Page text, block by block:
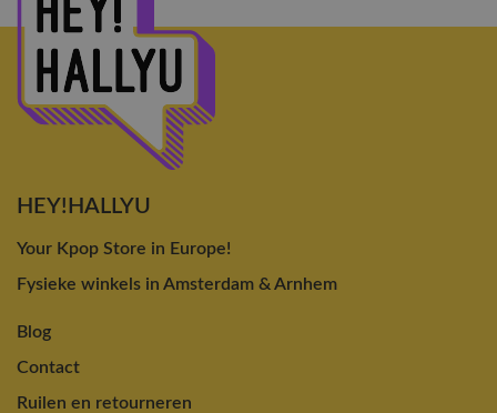
HEY!HALLYU
Your Kpop Store in Europe!
Fysieke winkels in Amsterdam & Arnhem
Blog
Contact
Ruilen en retourneren